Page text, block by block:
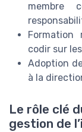
membre
Formation
codir sur
Adoption
à la
Le rôle clé
gestion de